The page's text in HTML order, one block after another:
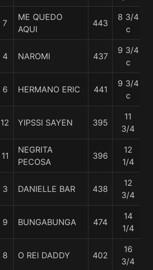
7
ME QUEDO
AQUI
443
8 3/4
c
4 NAROMI 437
9 3/4
c
6 HERMANO ERIC 441
9 3/4
c
12 YIPSSI SAYEN 395
11
3/4
11
NEGRITA
PECOSA
396
12
1/4
3 DANIELLE BAR 438
12
3/4
9 BUNGABUNGA 474
14
1/4
8 O REI DADDY 402
16
3/4